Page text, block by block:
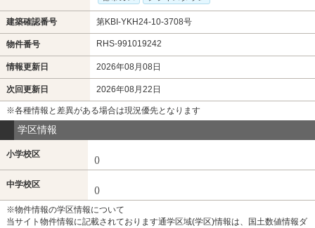
建築確認番号 第KBI-YKH24-10-3708号
物件番号 RHS-991019242
情報更新日 2026年08月08日
次回更新日 2026年08月22日
※各種情報と差異がある場合は現況優先となります
学区情報
小学校区
()
中学校区
()
※物件情報の学区情報について
当サイト物件情報に記載されております通学区域(学区)情報は、国土数値情報ダ